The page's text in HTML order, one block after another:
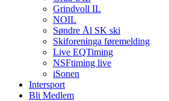
Grindvoll IL
NOIL
Søndre Ål SK ski
Skiforeninga føremelding
Live EQTiming
NSFtiming live
iSonen
Intersport
Bli Medlem